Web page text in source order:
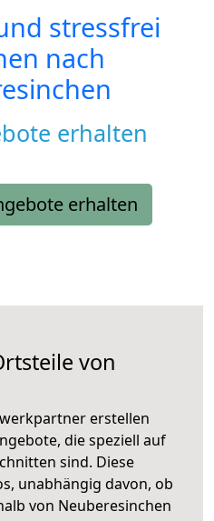
stressfrei
nach
erhalten
erhalten
von
erstellen
die speziell auf
sind. Diese
unabhängig davon, ob
von Neuberesinchen